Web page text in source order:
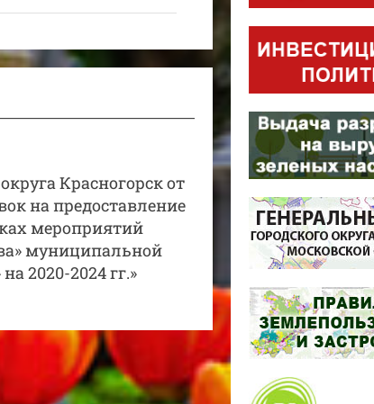
Красногорск от
на предоставление
мероприятий
муниципальной
2020-2024 гг.»